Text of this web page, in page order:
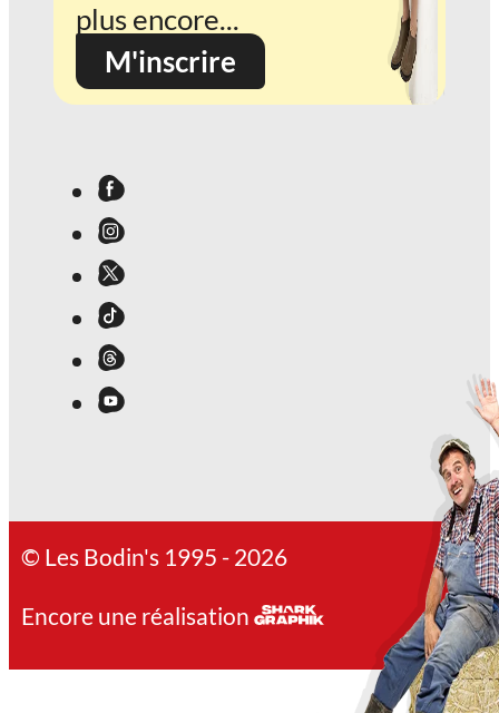
plus encore...
M'inscrire
© Les Bodin's 1995 - 2026
Encore une réalisation